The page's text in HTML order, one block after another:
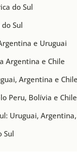
do Sul
Sul
e Uruguai
Argentina e Chile
Argentina e
Peru, Bolívia e Chile
Uruguai,
Sul